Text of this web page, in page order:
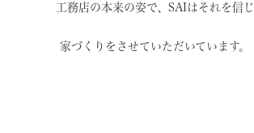
工務店の本来の姿で、 SAIはそれを信じ
家づくりをさせていただいています。